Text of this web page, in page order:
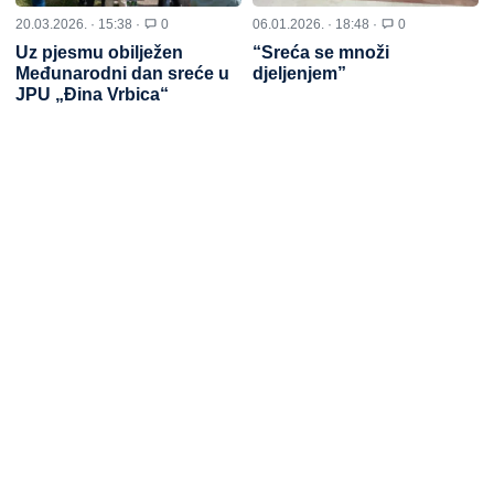
20.03.2026. · 15:38 · 0
Uz pjesmu obilježen
Međunarodni dan sreće u
JPU „Đina Vrbica“
06.01.2026. · 18:48 · 0
“Sreća se množi
djeljenjem”